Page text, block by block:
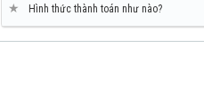
★ Hình thức thành toán như nào?